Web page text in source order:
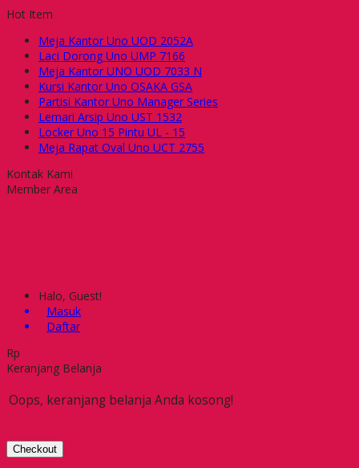
Hot Item
Meja Kantor Uno UOD 2052A
Laci Dorong Uno UMP 7166
Meja Kantor UNO UOD 7033 N
Kursi Kantor Uno OSAKA GSA
Partisi Kantor Uno Manager Series
Lemari Arsip Uno UST 1532
Locker Uno 15 Pintu UL - 15
Meja Rapat Oval Uno UCT 2755
Kontak Kami
Member Area
Halo, Guest!
Masuk
Daftar
Rp
Keranjang Belanja
Oops, keranjang belanja Anda kosong!
Checkout